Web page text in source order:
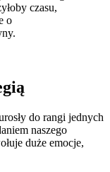
czasu,
o
do rangi jednych
naszego
duże emocje,